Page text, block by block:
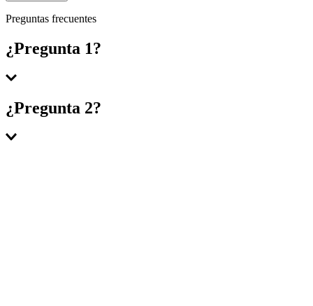
Preguntas frecuentes
¿Pregunta 1?
Respuesta 1
¿Pregunta 2?